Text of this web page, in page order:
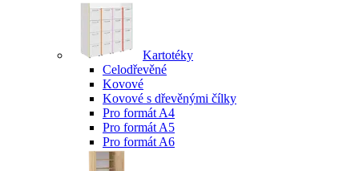
Kartotéky
Celodřevěné
Kovové
Kovové s dřevěnými čílky
Pro formát A4
Pro formát A5
Pro formát A6